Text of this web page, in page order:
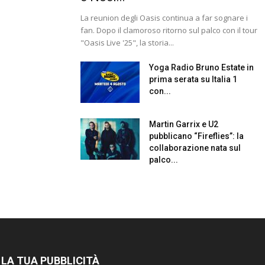
La reunion degli Oasis continua a far sognare i
fan. Dopo il clamoroso ritorno sul palco con il tour
"Oasis Live '25", la storia...
Yoga Radio Bruno Estate in
prima serata su Italia 1
con...
Martin Garrix e U2
pubblicano “Fireflies”: la
collaborazione nata sul
palco...
LA TUA PUBBLICITÀ